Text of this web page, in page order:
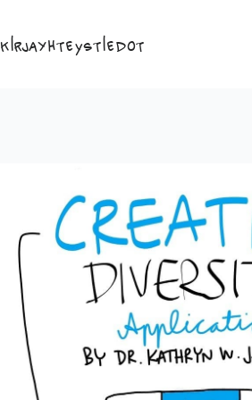
KirjaYhteystiedot